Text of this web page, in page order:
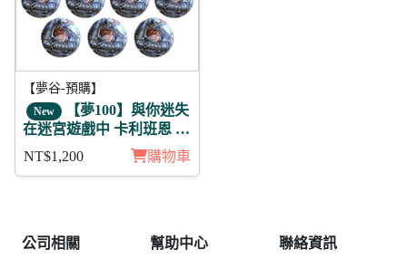
【夢谷-預購】
New 【夢100】與你迷失
在迷宮遊戲中 卡利班恩 日
NT$1,200 購物車
公司相關 幫助中心 聯絡資訊